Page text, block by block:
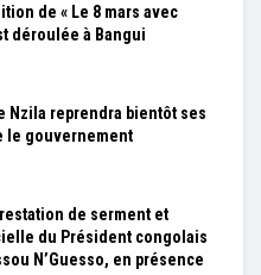
de « Le 8 mars avec
déroulée à Bangui
Nzila reprendra bientôt ses
le gouvernement
de serment et
du Président congolais
N’Guesso, en présence